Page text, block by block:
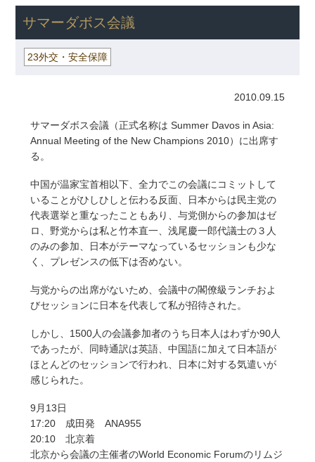
サマーダボス会議
23外交・安全保障
2010.09.15
サマーダボス会議（正式名称は Summer Davos in Asia:
Annual Meeting of the New Champions 2010）に出席す
る。
中国が温家宝首相以下、全力でこの会議にコミットして
いることがひしひしと伝わる反面、日本からは民主党の
代表選挙と重なったこともあり、与党側からの参加はゼ
ロ、野党からは私と竹本直一、浅尾慶一郎代議士の３人
のみの参加、日本がテーマなっているセッションも少な
く、プレゼンスの低下は否めない。
与党からの出席がないため、会議中の閣僚級ランチおよ
びセッションに日本を代表して私が招待された。
しかし、1500人の会議参加者のうち日本人はわずか90人
であったが、同時通訳は英語、中国語に加えて日本語が
ほとんどのセッションで行われ、日本に対する気遣いが
感じられた。
9月13日
17:20 成田発 ANA955
20:10 北京着
北京から会議の主催者のWorld Economic Forumのリムジ